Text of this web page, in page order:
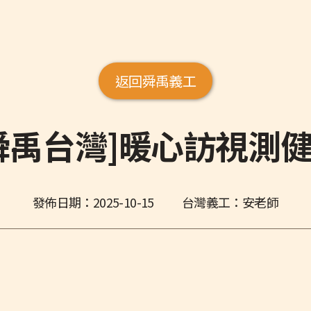
返回舜禹義工
台灣]暖心訪視測
發佈日期： 2025-10-15 台灣義工：安老師